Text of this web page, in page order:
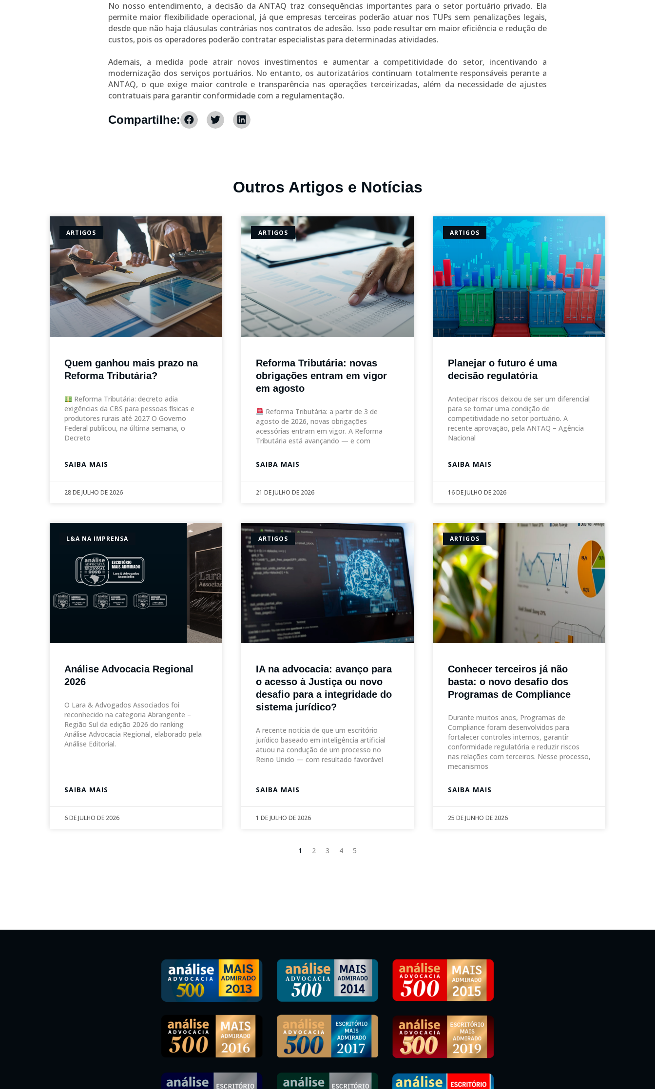
No nosso entendimento, a decisão da ANTAQ traz consequências importantes para o setor portuário privado. Ela
permite maior flexibilidade operacional, já que empresas terceiras poderão atuar nos TUPs sem penalizações legais,
desde que não haja cláusulas contrárias nos contratos de adesão. Isso pode resultar em maior eficiência e redução de
custos, pois os operadores poderão contratar especialistas para determinadas atividades.
Ademais, a medida pode atrair novos investimentos e aumentar a competitividade do setor, incentivando a
modernização dos serviços portuários. No entanto, os autorizatários continuam totalmente responsáveis perante a
ANTAQ, o que exige maior controle e transparência nas operações terceirizadas, além da necessidade de ajustes
contratuais para garantir conformidade com a regulamentação.
Compartilhe:
Outros Artigos e Notícias
ARTIGOS
Quem ganhou mais prazo na
Reforma Tributária?
Reforma Tributária: decreto adia
exigências da CBS para pessoas físicas e
produtores rurais até 2027 O Governo
Federal publicou, na última semana, o
Decreto
SAIBA MAIS
28 DE JULHO DE 2026
ARTIGOS
Reforma Tributária: novas
obrigações entram em vigor
em agosto
Reforma Tributária: a partir de 3 de
agosto de 2026, novas obrigações
acessórias entram em vigor. A Reforma
Tributária está avançando — e com
SAIBA MAIS
21 DE JULHO DE 2026
ARTIGOS
Planejar o futuro é uma
decisão regulatória
Antecipar riscos deixou de ser um diferencial
para se tornar uma condição de
competitividade no setor portuário. A
recente aprovação, pela ANTAQ – Agência
Nacional
SAIBA MAIS
16 DE JULHO DE 2026
L&A NA IMPRENSA
Análise Advocacia Regional
2026
O Lara & Advogados Associados foi
reconhecido na categoria Abrangente –
Região Sul da edição 2026 do ranking
Análise Advocacia Regional, elaborado pela
Análise Editorial.
SAIBA MAIS
6 DE JULHO DE 2026
ARTIGOS
IA na advocacia: avanço para
o acesso à Justiça ou novo
desafio para a integridade do
sistema jurídico?
A recente notícia de que um escritório
jurídico baseado em inteligência artificial
atuou na condução de um processo no
Reino Unido — com resultado favorável
SAIBA MAIS
1 DE JULHO DE 2026
ARTIGOS
Conhecer terceiros já não
basta: o novo desafio dos
Programas de Compliance
Durante muitos anos, Programas de
Compliance foram desenvolvidos para
fortalecer controles internos, garantir
conformidade regulatória e reduzir riscos
nas relações com terceiros. Nesse processo,
mecanismos
SAIBA MAIS
25 DE JUNHO DE 2026
1 2 3 4 5